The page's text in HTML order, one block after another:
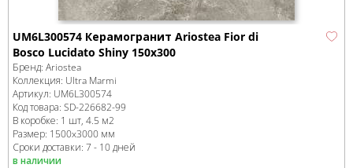
UM6L300574 Керамогранит Ariostea Fior di
Bosco Lucidato Shiny 150x300
Бренд: Ariostea
Коллекция: Ultra Marmi
Артикул: UM6L300574
Код товара: SD-226682-99
В коробке: 1 шт, 4.5 м2
Размер: 1500x3000 мм
Сроки доставки: 7 - 10 дней
в наличии